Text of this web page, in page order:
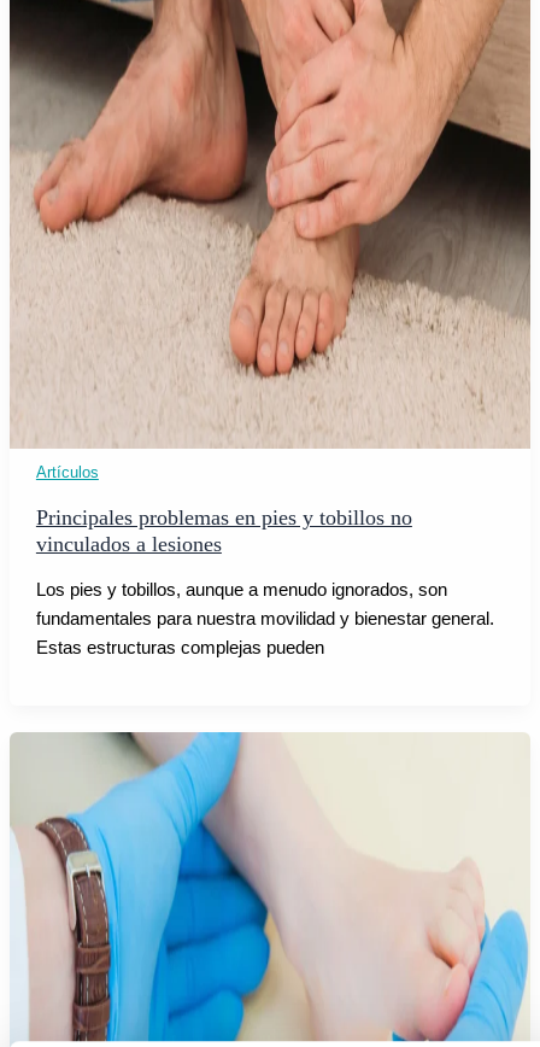
Artículos
Principales problemas en pies y tobillos no
vinculados a lesiones
Los pies y tobillos, aunque a menudo ignorados, son
fundamentales para nuestra movilidad y bienestar general.
Estas estructuras complejas pueden